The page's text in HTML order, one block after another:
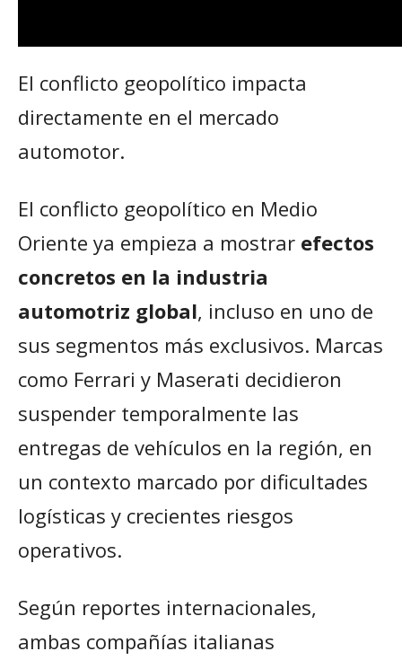
El conflicto geopolítico impacta
directamente en el mercado
automotor.
El conflicto geopolítico en Medio
Oriente ya empieza a mostrar efectos
concretos en la industria
automotriz global, incluso en uno de
sus segmentos más exclusivos. Marcas
como Ferrari y Maserati decidieron
suspender temporalmente las
entregas de vehículos en la región, en
un contexto marcado por dificultades
logísticas y crecientes riesgos
operativos.
Según reportes internacionales,
ambas compañías italianas